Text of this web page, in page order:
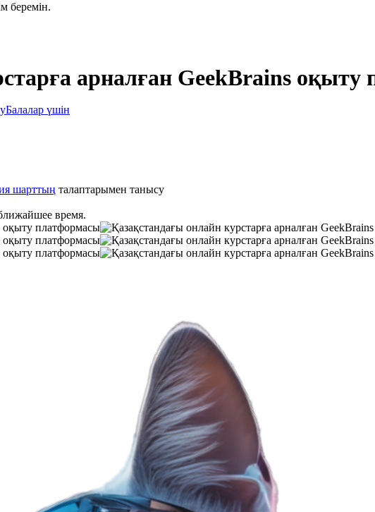
беремін.
арналған GeekBrains
Балалар үшін
шарттың талаптарымен танысу
время.